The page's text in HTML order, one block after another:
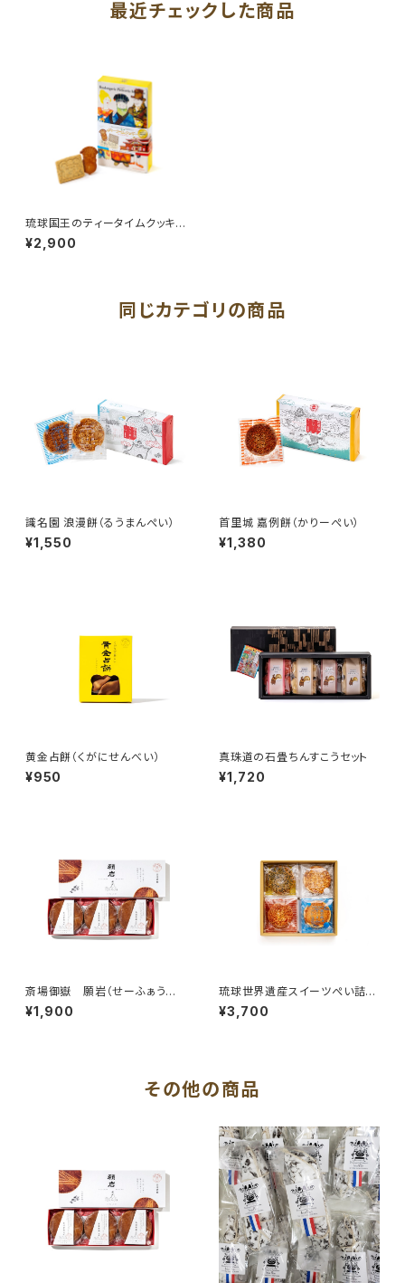
最近チェックした商品
琉球国王のティータイムクッキ
ー
¥2,900
同じカテゴリの商品
識名園 浪漫餅（るうまんぺい）
¥1,550
首里城 嘉例餅（かりーぺい）
¥1,380
黄金占餅（くがにせんべい）
¥950
真珠道の石畳ちんすこうセット
¥1,720
斎場御嶽 願岩（せーふぁうた
き うがん）
¥1,900
琉球世界遺産スイーツぺい詰め
合わせ
¥3,700
その他の商品